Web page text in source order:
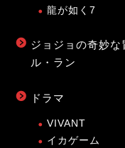
龍が如く7
ジョジョの奇妙
ル・ラン
ドラマ
VIVANT
イカゲーム